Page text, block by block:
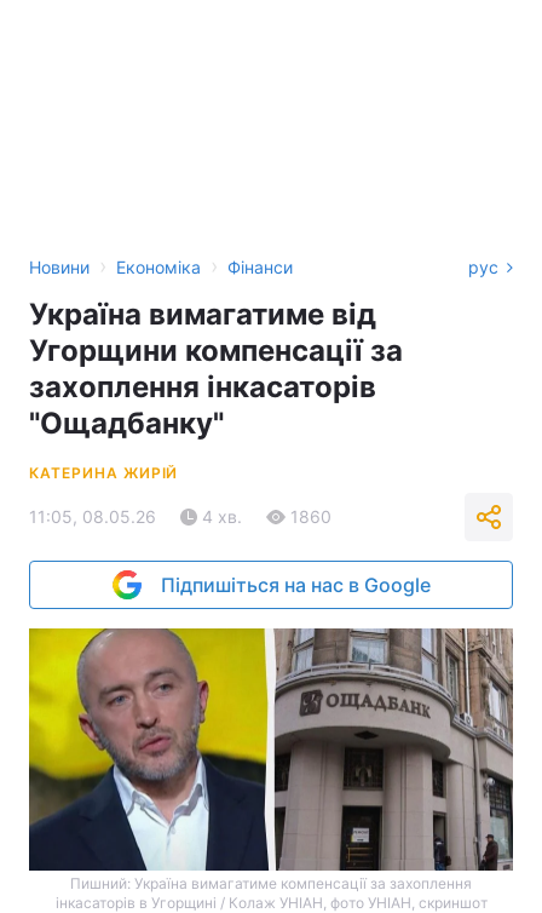
Новини › Економіка › Фінанси рус
Україна вимагатиме від
Угорщини компенсації за
захоплення інкасаторів
"Ощадбанку"
КАТЕРИНА ЖИРІЙ
11:05, 08.05.26 4 хв. 1860
Підпишіться на нас в Google
Пишний: Україна вимагатиме компенсації за захоплення
інкасаторів в Угорщині / Колаж УНІАН, фото УНІАН, скриншот